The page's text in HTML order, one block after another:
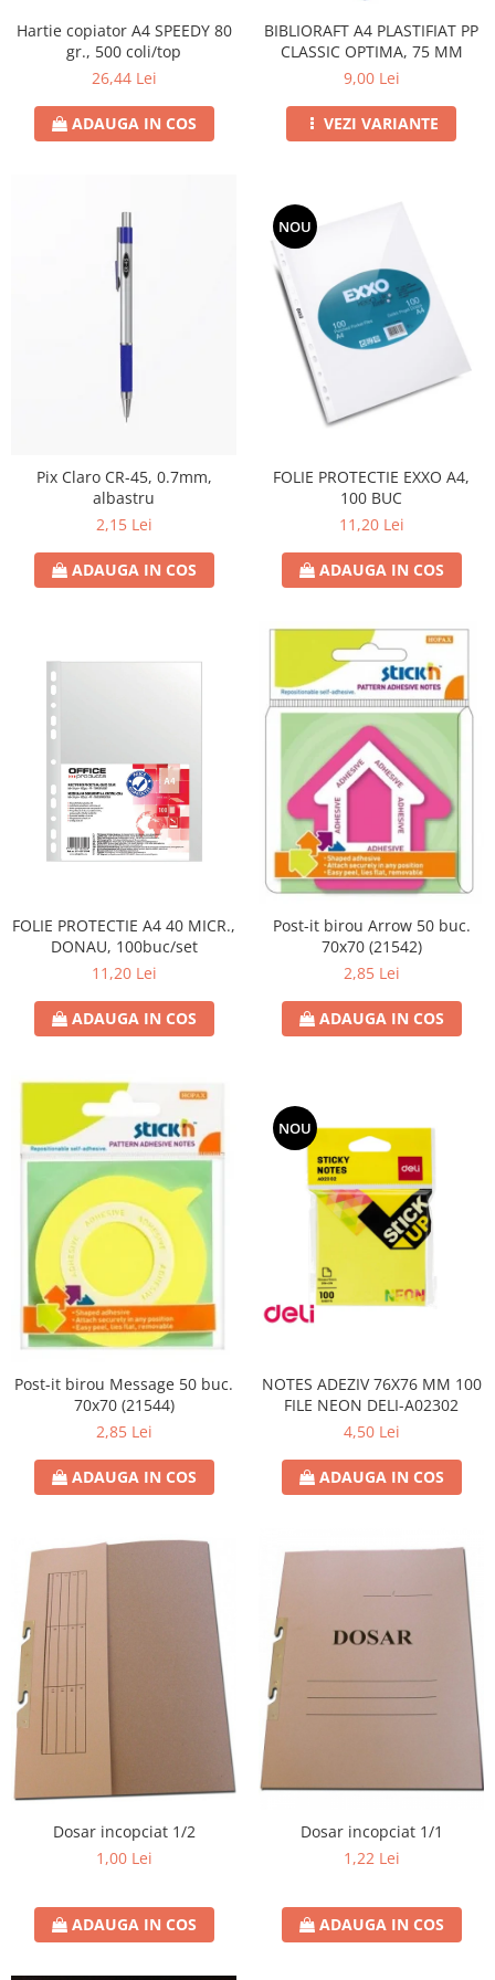
Lavete și bureți
Mănuși
Pahare și accesorii
Detergenți și balsam de rufe
Servețele umede
Plicuri
Tipizate
Hartie copiator A4 SPEEDY 80
gr., 500 coli/top
26,44 Lei
ADAUGA IN COS
BIBLIORAFT A4 PLASTIFIAT PP
CLASSIC OPTIMA, 75 MM
9,00 Lei
VEZI VARIANTE
Pix Claro CR-45, 0.7mm,
albastru
2,15 Lei
ADAUGA IN COS
NOU
FOLIE PROTECTIE EXXO A4,
100 BUC
11,20 Lei
ADAUGA IN COS
FOLIE PROTECTIE A4 40 MICR.,
DONAU, 100buc/set
11,20 Lei
ADAUGA IN COS
Post-it birou Arrow 50 buc.
70x70 (21542)
2,85 Lei
ADAUGA IN COS
Post-it birou Message 50 buc.
70x70 (21544)
2,85 Lei
ADAUGA IN COS
NOU
NOTES ADEZIV 76X76 MM 100
FILE NEON DELI-A02302
4,50 Lei
ADAUGA IN COS
Dosar incopciat 1/2
1,00 Lei
ADAUGA IN COS
Dosar incopciat 1/1
1,22 Lei
ADAUGA IN COS